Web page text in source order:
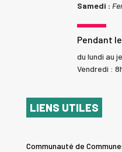
Samedi :
Pendant
du lundi au
Vendredi :
LIENS UTILES
Communauté de